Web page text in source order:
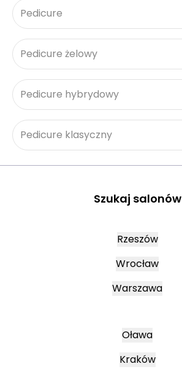
Pedicure
Pedicure żelowy
Pedicure hybrydowy
Pedicure klasyczny
Szukaj salonów
Rzeszów
Wrocław
Warszawa
Oława
Kraków